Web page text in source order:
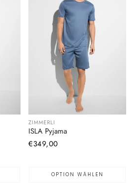
ZIMMERLI
ISLA Pyjama
Normaler
€349,00
OPTION WÄHLEN